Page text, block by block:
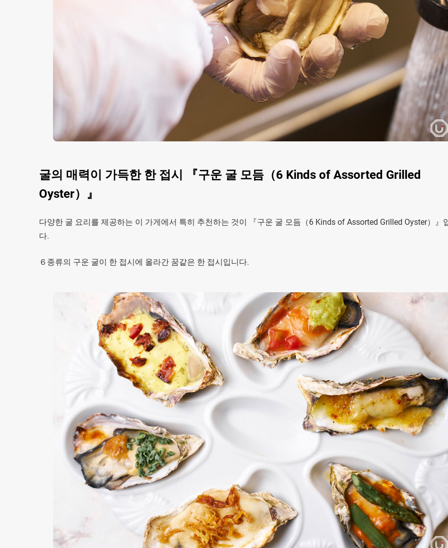
굴의 매력이 가득한 한 접시 『구운 굴 모듬（6 Kinds of Assorted Grilled
Oyster）』
다양한 굴 요리를 제공하는 이 가게에서 특히 추천하는 것이 『구운 굴 모듬（6 Kinds of Assorted Grilled Oyster）』
다.
６종류의 구운 굴이 한 접시에 올라간 꿈같은 한 접시입니다.